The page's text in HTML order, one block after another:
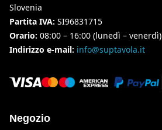
Slovenia
Partita IVA: SI96831715
Orario: 08:00 – 16:00 (lunedì – venerdì)
Indirizzo e-mail: info@suptavola.it
Negozio